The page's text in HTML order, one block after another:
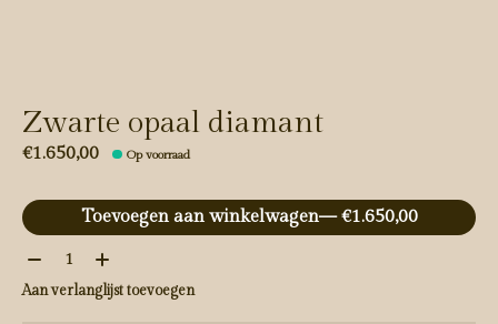
Zwarte opaal diamant
€1.650,00 Op voorraad
Toevoegen aan winkelwagen
— €1.650,00
Aantal:
Aan verlanglijst toevoegen